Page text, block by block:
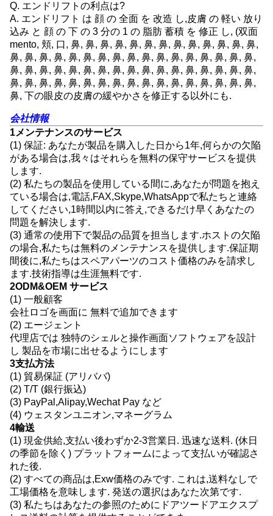
Q. エンドリフトの利点は?
A. エンドリフト は 顔 の 全面 を 改造 し,皮膚 の 軽い 放り
込み と 顔 の 下 の 3 分の 1 の 脂肪 蓄積 を 修正 し, (双面
mento, 頬, 口, 鼻, 鼻, 鼻, 鼻, 鼻, 鼻, 鼻, 鼻, 鼻, 鼻, 鼻, 鼻, 鼻,
鼻, 鼻, 鼻, 鼻, 鼻, 鼻, 鼻, 鼻, 鼻, 鼻, 鼻, 鼻, 鼻, 鼻, 鼻, 鼻, 鼻,
鼻, 鼻, 鼻, 鼻, 鼻, 鼻, 鼻, 鼻, 鼻, 鼻, 鼻, 鼻, 鼻, 鼻, 鼻, 鼻, 鼻,
鼻, 鼻, 鼻, 鼻, 鼻, 鼻, 鼻, 鼻, 鼻, 鼻, 鼻, 鼻, 鼻, 鼻, 鼻, 鼻, 鼻,
鼻, 下の眼皮の皮膚の緩やかさを修正する以外にも.
会社情報
1メンテナンスのサービス
(1) 保証: あなたが製品を購入した日から1年,何らかの欠陥
がある場合は,我々はそれらを無料の保守サービスを提供
します.
(2) 私たちの製品を使用している間に,あなたが問題を抱え
ている場合は,電話,FAX,Skype,WhatsAppで私たちと連絡
してください,1時間以内に答え,できるだけ早くあなたの
問題を解決します.
(3) 通常の使用下で製品の品質を担当します.ホストの欠陥
の場合,私たちは無料のメンテナンスを提供します.保証期
間後に,私たちはスペアパーツのコスト価格のみを請求し
ます.技術指導は生涯無料です.
2ODM&OEM サービス
(1) 一般顧客
会社ロゴを画面に 無料で追加できます
(2) エージェント
代理店では 独特のシェルと操作画面ソフトウェアを設計
し 製品を市場に出せるようにします
3支払方法
(1) 貿易保証 (アリババ)
(2) T/T (銀行振込)
(3) PayPal,Alipay,Wechat Pay など
(4) ウェスタンユニオン,マネーグラム
4輸送
(1) 現金供給,支払い後わずか2-3営業日. 迅速な送料. (休日
の季節を除く) プラットフォームによって支払いが確認さ
れた後.
(2) すべての商品は,Exw価格のみです. これは,送料なしで
工場価格を意味します. 発送の選択はあなた次第です.
(3) 私たちはあなたの参照のためにドアツードアエクスプ